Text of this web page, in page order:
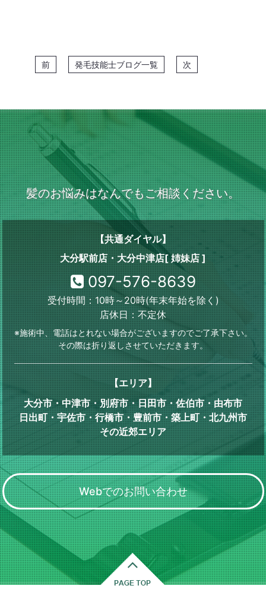
前 発毛技能士ブログ一覧 次
髪のお悩みはなんでもご相談ください。
【共通ダイヤル】
大分駅前店・大分中津店[ 姉妹店 ]
097-576-8639
受付時間：10時～20時(年末年始を除く)
店休日：不定休
※施術中、電話はとれない場合がございますのでご了承下さい。
その際は折り返しさせていただきます。
【エリア】
大分市・中津市・別府市・日田市・佐伯市・由布市
日出町・宇佐市・行橋市・豊前市・築上町・北九州市
その近郊エリア
Webでのお問い合わせ